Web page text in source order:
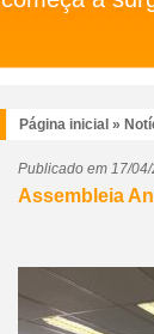
Página inicial »
Publicado em 17/
Assembleia